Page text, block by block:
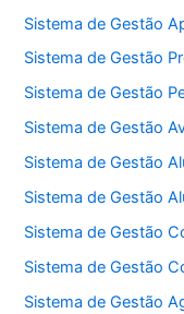
Sistema de Gestão
Sistema de Gestão
Sistema de Gestão
Sistema de Gestão
Sistema de Gestão
Sistema de Gestão
Sistema de Gestão
Sistema de Gestão
Sistema de Gestão